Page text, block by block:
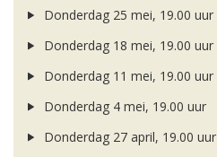
Donderdag 25 mei, 19.00 uur
Donderdag 18 mei, 19.00 uur
Donderdag 11 mei, 19.00 uur
Donderdag 4 mei, 19.00 uur
Donderdag 27 april, 19.00 uur